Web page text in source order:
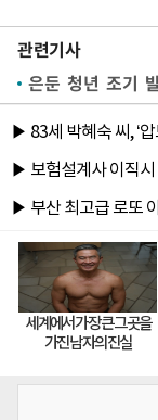
관련기사